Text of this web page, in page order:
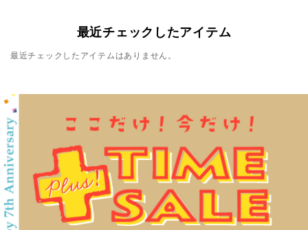
最近チェックしたアイテム
最近チェックしたアイテムはありません。